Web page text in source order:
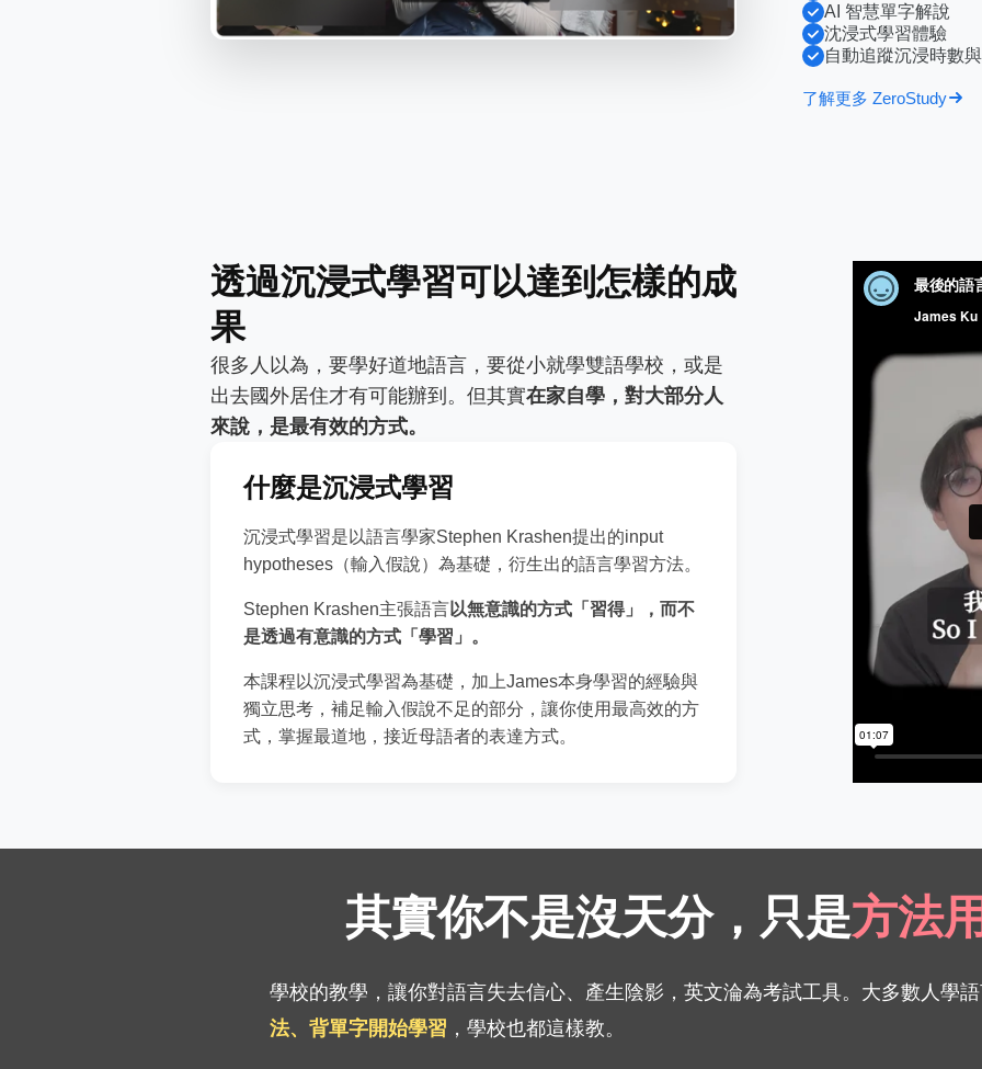
AI 智慧單字解說
沈浸式學習體驗
自動追蹤沉浸時數
了解更多 ZeroStudy
透過沉浸式學習可以達到怎樣的成
果
很多人以為，要學好道地語言，要從小就學雙語學校，或是
出去國外居住才有可能辦到。但其實在家自學，對大部分人
來說，是最有效的方式。
什麼是沉浸式學習
沉浸式學習是以語言學家Stephen Krashen提出的input
hypotheses（輸入假說）為基礎，衍生出的語言學習方法。
Stephen Krashen主張語言以無意識的方式「習得」，而不
是透過有意識的方式「學習」。
本課程以沉浸式學習為基礎，加上James本身學習的經驗與
獨立思考，補足輸入假說不足的部分，讓你使用最高效的方
式，掌握最道地，接近母語者的表達方式。
其實你不是沒天分，只是方法
學校的教學，讓你對語言失去信心、產生陰影，英文淪為考試工具。大多數人學
法、背單字開始學習 ，學校也都這樣教。